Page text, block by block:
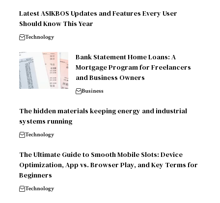
Latest ASIKBOS Updates and Features Every User
Should Know This Year
Technology
Bank Statement Home Loans: A
Mortgage Program for Freelancers
and Business Owners
Business
The hidden materials keeping energy and industrial
systems running
Technology
The Ultimate Guide to Smooth Mobile Slots: Device
Optimization, App vs. Browser Play, and Key Terms for
Beginners
Technology